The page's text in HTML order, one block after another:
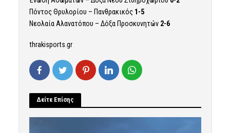
Πόντος Θρυλορίου – Πανθρακικός 1-5
Νεολαία Αλανατόπου – Δόξα Προσκυνητών 2-6
thrakisports.gr
Δείτε Επίσης